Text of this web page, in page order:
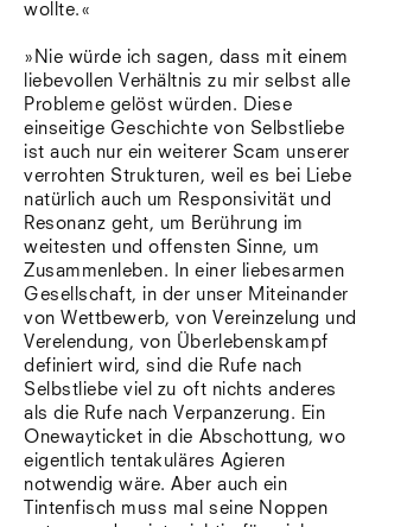
wollte.«
»Nie würde ich sagen, dass mit einem
liebevollen Verhältnis zu mir selbst alle
Probleme gelöst würden. Diese
einseitige Geschichte von Selbstliebe
ist auch nur ein weiterer Scam unserer
verrohten Strukturen, weil es bei Liebe
natürlich auch um Responsivität und
Resonanz geht, um Berührung im
weitesten und offensten Sinne, um
Zusammenleben. In einer liebesarmen
Gesellschaft, in der unser Miteinander
von Wettbewerb, von Vereinzelung und
Verelendung, von Überlebenskampf
definiert wird, sind die Rufe nach
Selbstliebe viel zu oft nichts anderes
als die Rufe nach Verpanzerung. Ein
Onewayticket in die Abschottung, wo
eigentlich tentakuläres Agieren
notwendig wäre. Aber auch ein
Tintenfisch muss mal seine Noppen